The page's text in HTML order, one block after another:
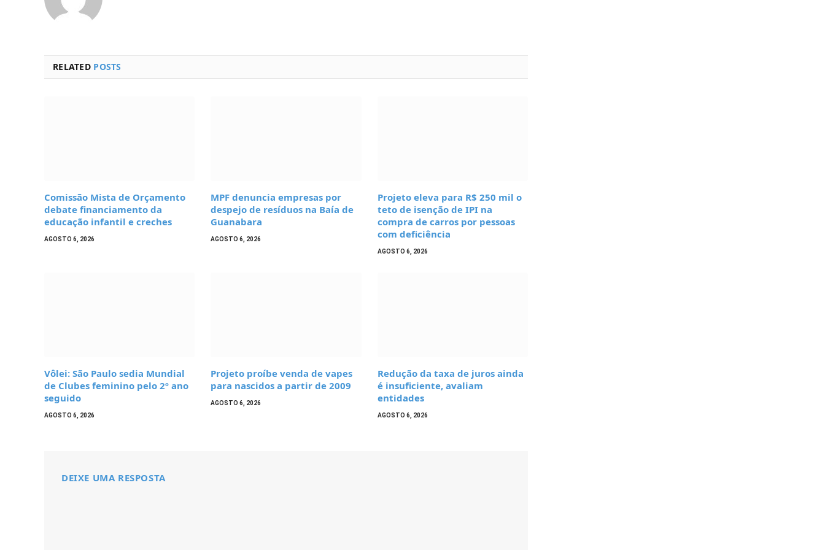
RELATED POSTS
Comissão Mista de Orçamento
debate financiamento da
educação infantil e creches
AGOSTO 6, 2026
MPF denuncia empresas por
despejo de resíduos na Baía de
Guanabara
AGOSTO 6, 2026
Projeto eleva para R$ 250 mil o
teto de isenção de IPI na
compra de carros por pessoas
com deficiência
AGOSTO 6, 2026
Vôlei: São Paulo sedia Mundial
de Clubes feminino pelo 2º ano
seguido
AGOSTO 6, 2026
Projeto proíbe venda de vapes
para nascidos a partir de 2009
AGOSTO 6, 2026
Redução da taxa de juros ainda
é insuficiente, avaliam
entidades
AGOSTO 6, 2026
DEIXE UMA RESPOSTA